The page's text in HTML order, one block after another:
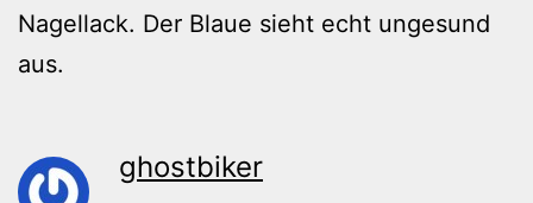
Nagellack. Der Blaue sieht echt ungesund
aus.
ghostbiker